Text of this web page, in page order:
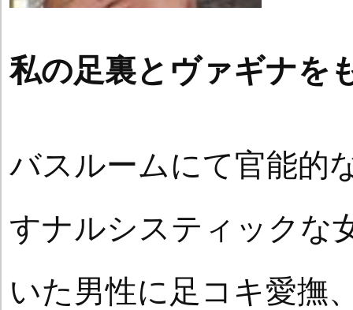
私の足裏とヴァギナを
バスルームにて官能的
すナルシスティックな
いた男性に足コキ愛撫